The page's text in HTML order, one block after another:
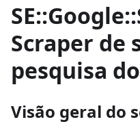
Scraper de
pesquisa
Visão geral do